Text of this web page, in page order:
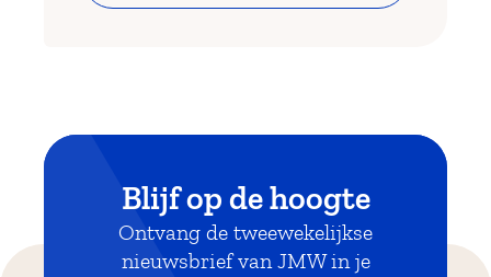
Blijf op de hoogte
Ontvang de tweewekelijkse
nieuwsbrief van JMW in je